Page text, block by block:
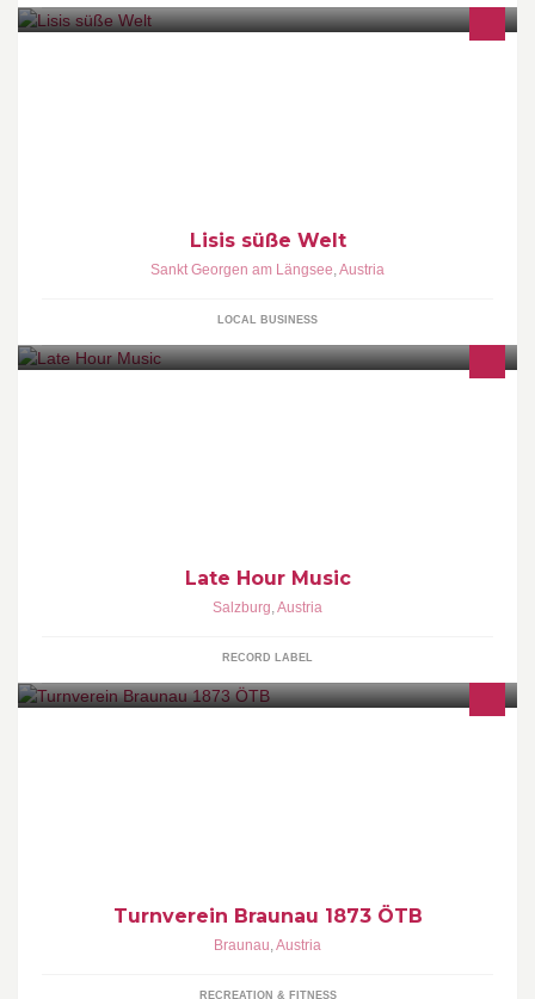
Lisis süße Welt
Sankt Georgen am Längsee,Austria
LOCAL BUSINESS
Late Hour Music
Salzburg,Austria
RECORD LABEL
Turnverein Braunau 1873 ÖTB
Braunau,Austria
RECREATION & FITNESS